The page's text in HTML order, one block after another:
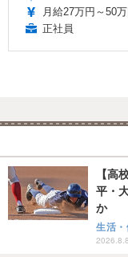
月給27万円～50万
正社員
【高
平・
か
生活・